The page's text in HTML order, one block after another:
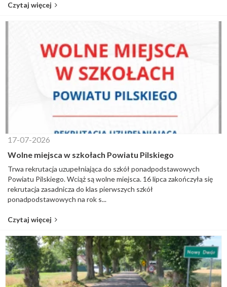
Czytaj więcej
17-07-2026
Wolne miejsca w szkołach Powiatu Pilskiego
Trwa rekrutacja uzupełniająca do szkół ponadpodstawowych
Powiatu Pilskiego. Wciąż są wolne miejsca. 16 lipca zakończyła się
rekrutacja zasadnicza do klas pierwszych szkół
ponadpodstawowych na rok s...
Czytaj więcej